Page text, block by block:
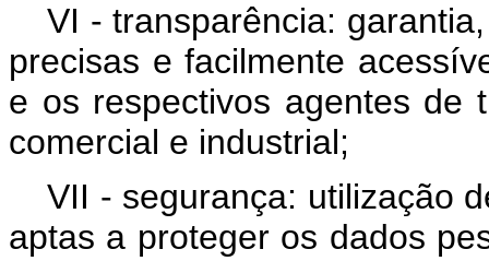
VI - transparência:
precisas e facilmente
e os respectivos agentes de
comercial e industrial;
VII - segurança: utilização
aptas a proteger os dados